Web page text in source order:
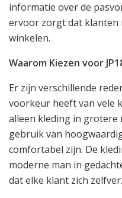
informatie over de
ervoor zorgt dat
winkelen.
Waarom Kiezen voor
Er zijn verschillende
voorkeur heeft van vele
alleen kleding in grotere
gebruik van
comfortabel zijn. De
moderne man in
dat elke klant zich